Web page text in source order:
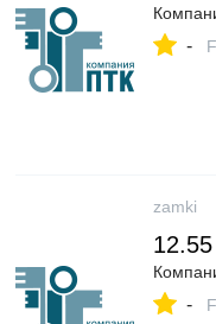
-
zamki
12.55
-